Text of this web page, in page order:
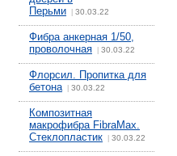
Перьми
30.03.22
Фибра анкерная 1/50,
проволочная
30.03.22
Флорсил. Пропитка для
бетона| 30.03.22
Композитная
макрофибра FibraMax.
Стеклопластик
30.03.22